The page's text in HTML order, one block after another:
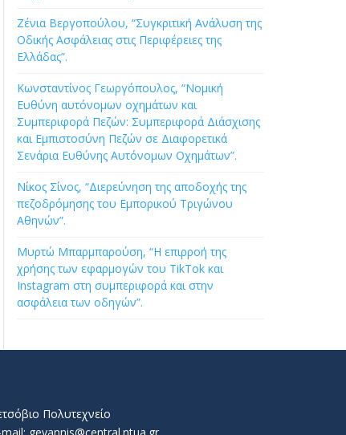
Ζένια Βεργοπούλου, “Συγκριτική Ανάλυση της
Οδικής Ασφάλειας στις Περιφέρειες της
Ελλάδας”.
Κωνσταντίνος Γεωργόπουλος, “Νομική
Ευθύνη αυτόνομων οχημάτων και
Συμπεριφορά Πεζών: Συμπεριφορά Διάσχισης
και Εμπιστοσύνη Πεζών σε Διαφορετικά
Σενάρια Ευθύνης Αυτόνομων Οχημάτων”.
Νίκος Σίνος, “Διερεύνηση της αποδοχής της
πεζοδρόμησης του Εμπορικού Τριγώνου
Αθηνών”.
Μυρτώ Μπαρμπαρούση, “Η επιρροή της
χρήσης των εφαρμογών του TikTok και
Instagram στη συμπεριφορά και στην
ασφάλεια των οδηγών”.
Πολυτεχνείο